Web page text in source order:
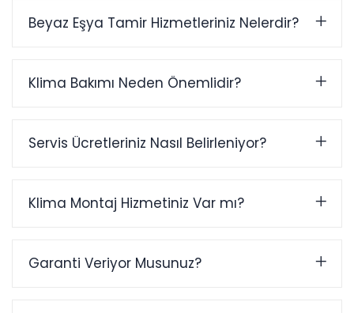
Beyaz Eşya Tamir Hizmetleriniz Nelerdir?
Klima Bakımı Neden Önemlidir?
Servis Ücretleriniz Nasıl Belirleniyor?
Klima Montaj Hizmetiniz Var mı?
Garanti Veriyor Musunuz?